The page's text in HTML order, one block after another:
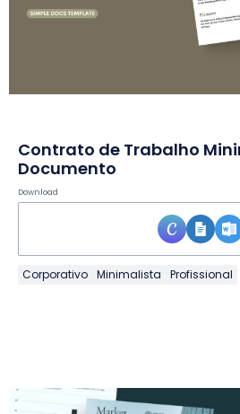
Contrato de Trabalho
Documento
Download
Corporativo Minimalista Profissional